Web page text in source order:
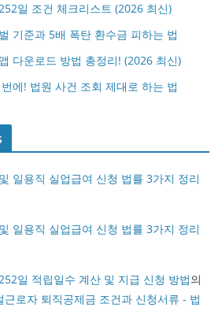
일 조건 체크리스트 (2026 최신)
기준과 5배 폭탄 환수금 피하는 법
다운로드 방법 총정리! (2026 최신)
에! 법원 사건 조회 제대로 하는 법
일용직 실업급여 신청 법률 3가지 정리
일용직 실업급여 신청 법률 3가지 정리
일 적립일수 계산 및 지급 신청 방법의
로자 퇴직공제금 조건과 신청서류 - 법